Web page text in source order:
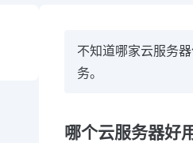
不知道哪家云服务
务。
哪个云服务器好